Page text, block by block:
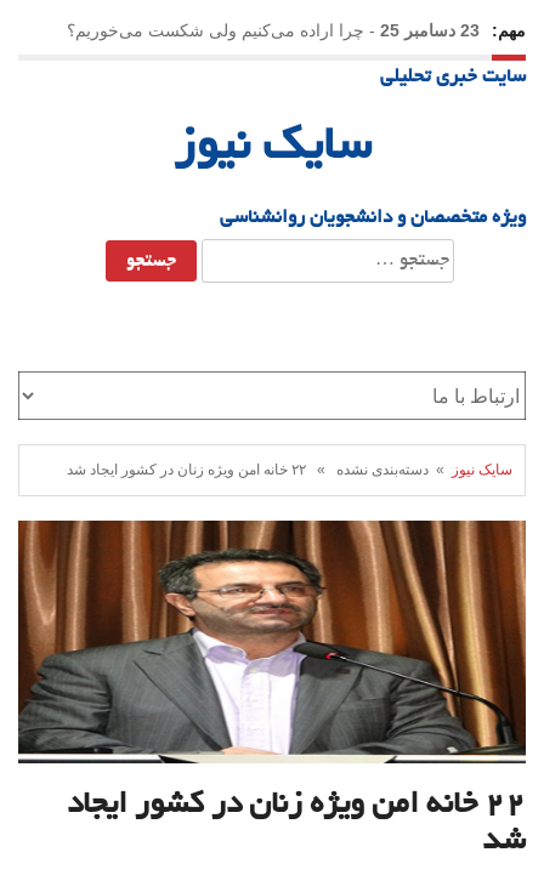
مهم: 23 دسامبر 25 - چرا اراده می‌کنیم ولی شکست می‌خوریم؟
21 دسامبر 25
سایت خبری تحلیلی
سایک نیوز
ویژه متخصصان و دانشجویان روانشناسی
جستجو
برای:
سایک نیوز » دسته‌بندی نشده » ۲۲ خانه امن ویژه زنان در کشور ایجاد شد
۲۲ خانه امن ویژه زنان در کشور ایجاد
شد